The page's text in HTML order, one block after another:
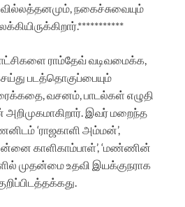
வில்லத்தனமும், நகைச்சுவையும்
ராம்தேவ் வடிவமைக்க,
படத்தொகுப்பையும்
வசனம், பாடல்கள் எழுதி
அறிமுகமாகிறார். இவர் மறைந்த
‘ராஜகாளி அம்மன்’,
காளிகாம்பாள்’, ‘மண்ணின்
முதன்மை உதவி இயக்குநராக